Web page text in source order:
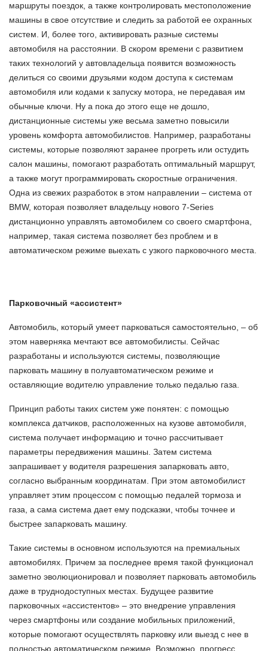
маршруты поездок, а также контролировать местоположение
машины в свое отсутствие и следить за работой ее охранных
систем. И, более того, активировать разные системы
автомобиля на расстоянии. В скором времени с развитием
таких технологий у автовладельца появится возможность
делиться со своими друзьями кодом доступа к системам
автомобиля или кодами к запуску мотора, не передавая им
обычные ключи. Ну а пока до этого еще не дошло,
дистанционные системы уже весьма заметно повысили
уровень комфорта автомобилистов. Например, разработаны
системы, которые позволяют заранее прогреть или остудить
салон машины, помогают разработать оптимальный маршрут,
а также могут программировать скоростные ограничения.
Одна из свежих разработок в этом направлении – система от
BMW, которая позволяет владельцу нового 7-Series
дистанционно управлять автомобилем со своего смартфона,
например, такая система позволяет без проблем и в
автоматическом режиме выехать с узкого парковочного места.
Парковочный «ассистент»
Автомобиль, который умеет парковаться самостоятельно, – об
этом наверняка мечтают все автомобилисты. Сейчас
разработаны и используются системы, позволяющие
парковать машину в полуавтоматическом режиме и
оставляющие водителю управление только педалью газа.
Принцип работы таких систем уже понятен: с помощью
комплекса датчиков, расположенных на кузове автомобиля,
система получает информацию и точно рассчитывает
параметры передвижения машины. Затем система
запрашивает у водителя разрешения запарковать авто,
согласно выбранным координатам. При этом автомобилист
управляет этим процессом с помощью педалей тормоза и
газа, а сама система дает ему подсказки, чтобы точнее и
быстрее запарковать машину.
Такие системы в основном используются на премиальных
автомобилях. Причем за последнее время такой функционал
заметно эволюционировал и позволяет парковать автомобиль
даже в труднодоступных местах. Будущее развитие
парковочных «ассистентов» – это внедрение управления
через смартфоны или создание мобильных приложений,
которые помогают осуществлять парковку или выезд с нее в
полностью автоматическом режиме. Возможно, прогресс